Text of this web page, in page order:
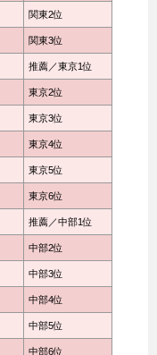
関東2位
関東3位
推薦／東京1位
東京2位
東京3位
東京4位
東京5位
東京6位
推薦／中部1位
中部2位
中部3位
中部4位
中部5位
中部6位